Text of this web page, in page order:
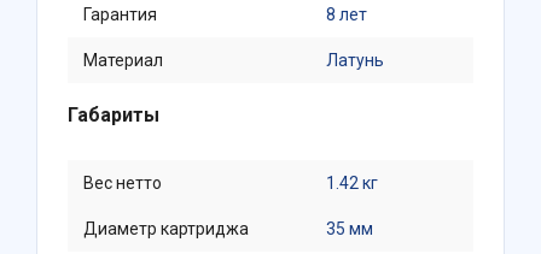
Гарантия 8 лет
Материал Латунь
Габариты
Вес нетто 1.42 кг
Диаметр картриджа 35 мм